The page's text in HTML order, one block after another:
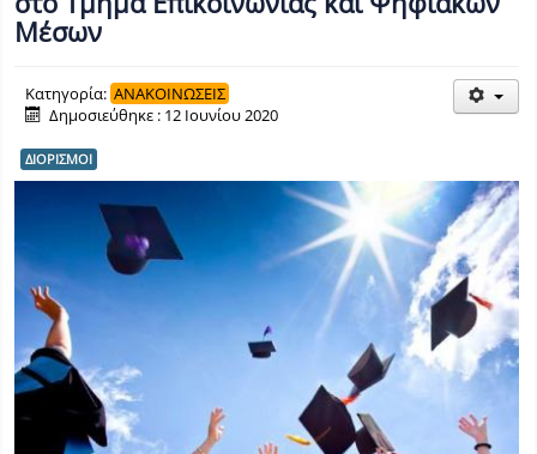
Μέσων
Κατηγορία: ΑΝΑΚΟΙΝΩΣΕΙΣ
Δημοσιεύθηκε : 12 Ιουνίου 2020
ΔΙΟΡΙΣΜΟΙ